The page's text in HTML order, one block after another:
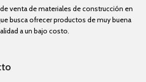
venta de materiales de construcción en
busca ofrecer productos de muy buena
a un bajo costo.